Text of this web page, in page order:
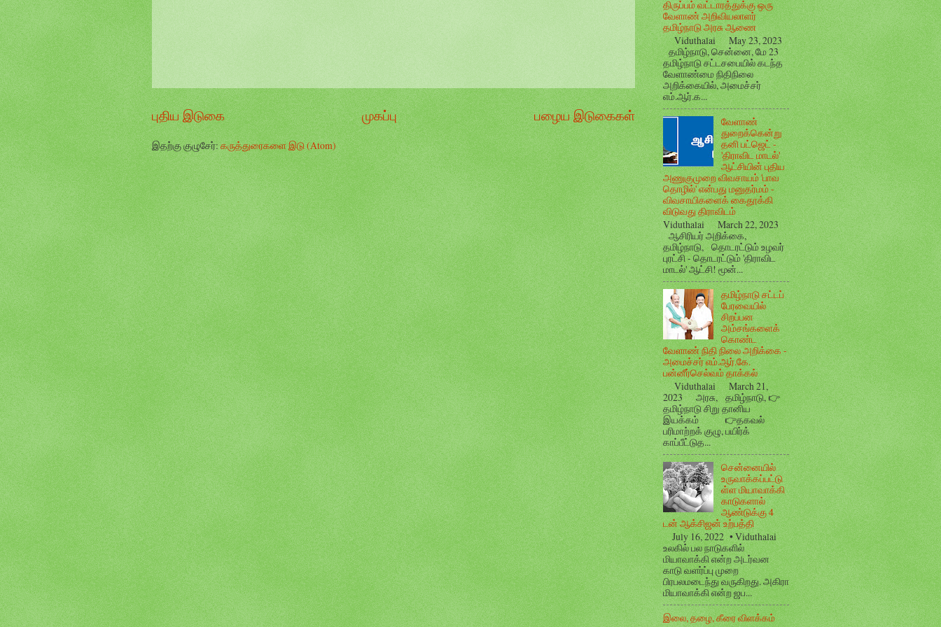
புதிய இடுகை பழைய இடுகைகள்
முகப்பு
இதற்கு குழுசேர்:கருத்துரைகளை இடு (Atom)
திருப்பம் வட்டாரத்துக்கு ஒரு
வேளாண் அறிவியலாளர்
தமிழ்நாடு அரசு ஆணை
Viduthalai May 23, 2023
தமிழ்நாடு, சென்னை, மே 23
தமிழ்நாடு சட்டசபையில் கடந்த
வேளாண்மை நிதிநிலை
அறிக்கையில், அமைச்சர்
எம்.ஆர்.க...
வேளாண்
துறைக்கென்று
தனி பட்ஜெட் -
'திராவிட மாடல்'
ஆட்சியின் புதிய
அணுகுமுறை விவசாயம் 'பாவ
தொழில்' என்பது மனுதர்மம் -
விவசாயிகளைக் கைதூக்கி
விடுவது திராவிடம்
Viduthalai March 22, 2023
ஆசிரியர் அறிக்கை,
தமிழ்நாடு, தொடரட்டும் உழவர்
புரட்சி - தொடரட்டும் 'திராவிட
மாடல்' ஆட்சி! மூன்...
தமிழ்நாடு சட்டப்
பேரவையில்
சிறப்பன
அம்சங்களைக்
கொண்ட
வேளாண் நிதி நிலை அறிக்கை -
அமைச்சர் எம்.ஆர்.கே.
பன்னீர்செல்வம் தாக்கல்
Viduthalai March 21,
2023 அரசு, தமிழ்நாடு, 👉
தமிழ்நாடு சிறு தானிய
இயக்கம் 👉தகவல்
பரிமாற்றக் குழு, பயிர்க்
காப்பீட்டுத...
சென்னையில்
உருவாக்கப்பட்டு
ள்ள மியாவாக்கி
காடுகளால்
ஆண்டுக்கு 4
டன் ஆக்சிஜன் உற்பத்தி
July 16, 2022 • Viduthalai
உலகில் பல நாடுகளில்
மியாவாக்கி என்ற அடர்வன
காடு வளர்ப்பு முறை
பிரபலமடைந்து வருகிறது. அகிரா
மியாவாக்கி என்ற ஜப...
இலை, தழை, கீரை விளக்கம்